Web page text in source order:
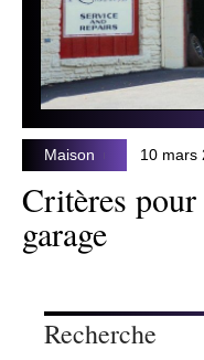
Maison 10 mars
Critères
garage
Recherche